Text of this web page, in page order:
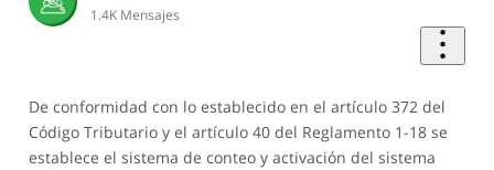
1.4K Mensajes
De conformidad con lo establecido en el artículo 372 del
Código Tributario y el artículo 40 del Reglamento 1-18 se
establece el sistema de conteo y activación del sistema